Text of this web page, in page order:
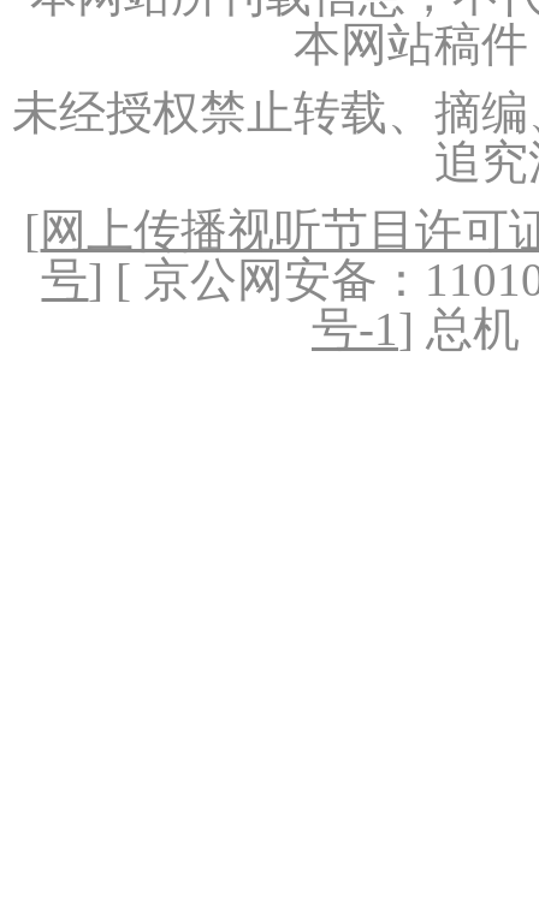
本网站稿
未经授权禁止转载、摘
追
[网上传播视听节目许可
号] [ 京公网安备：
号-1] 总机